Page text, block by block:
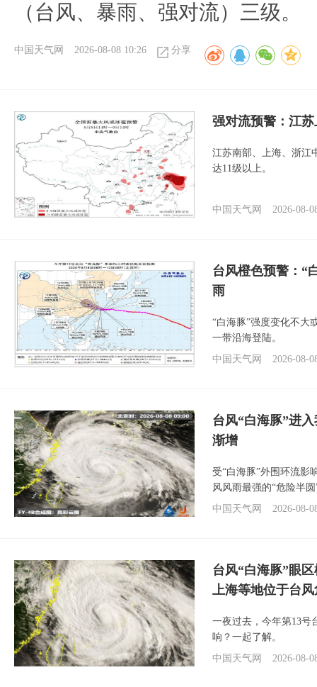
（台风、暴雨、强对流）三级。
中国天气网 2026-08-08 10:26 分享
强对流预警：江
江苏南部、上海、浙江
达11级以上。
中国天气网 2026-08-
台风橙色预警：“
雨
“白海豚”强度变化不大
一带沿海登陆。
中国天气网
2026-08-
台风“白海豚”进
渐增
受“白海豚”外围环流影
风风雨最强的“危险半
中国天气网
2026-08-
台风“白海豚”眼
上海等地位于台
一夜过去，今年第13号
响？一起了解。
中国天气网
2026-08-